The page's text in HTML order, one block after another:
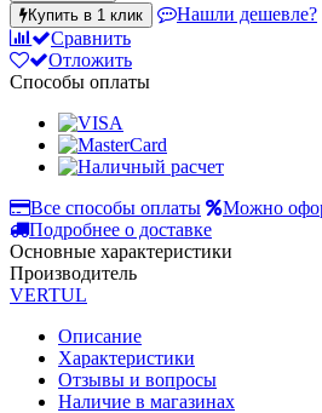
Купить в 1 клик
Нашли дешевле?
Сравнить
Отложить
Способы оплаты
Все способы оплаты
Можно
Подробнее о доставке
Основные характеристики
Производитель
VERTUL
Описание
Характеристики
Отзывы и вопросы
Наличие в магазинах